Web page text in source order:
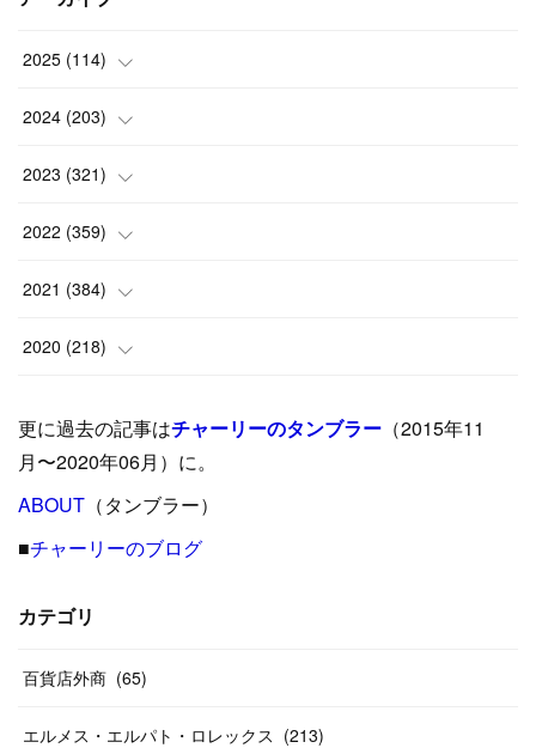
2025 (114)
(1)
(8)
(6)
(9 )
( 5 )
( 15
(24)
(8 )
(17
(12)
2024 (203)
(24)
(10)
(18)
(17)
)
(12)
19)
(13
(14)
2023 (321)
(25)
(17)
(35)
(33 )
(26)
27)
(29
(24)
(26
2022 (359)
(42)
(37)
(31)
(31)
31
(26
(20)
(14
2021 (384)
(9)
(39)
( 23)
40
(55
(38)
(20
2020 (218)
(24)
( 42)
(33
(46)
(20
更に過去の記事はチャーリーのタンブラー （2015年11
月〜2020年06月）に。
ABOUT （タンブラー）
■チャーリーのブログ
カテゴリ
百貨店外商 (65)
エルメス・エルパト・ロレックス (213)